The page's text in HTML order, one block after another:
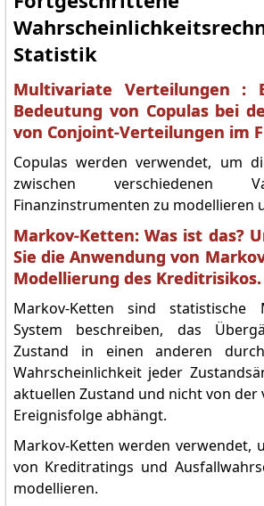
Statistik
Multivariate Verteilungen :
Bedeutung von Copulas bei
von Conjoint-Verteilungen im
Copulas werden verwendet, um
zwischen verschiedenen
Finanzinstrumenten zu modellieren
Markov-Ketten: Was ist das?
Sie die Anwendung von
Modellierung des Kreditrisikos.
Markov-Ketten sind statistische
System beschreiben, das
Zustand in einen anderen
Wahrscheinlichkeit jeder
aktuellen Zustand und nicht von der
Ereignisfolge abhängt.
Markov-Ketten werden verwendet,
von Kreditratings und
modellieren.